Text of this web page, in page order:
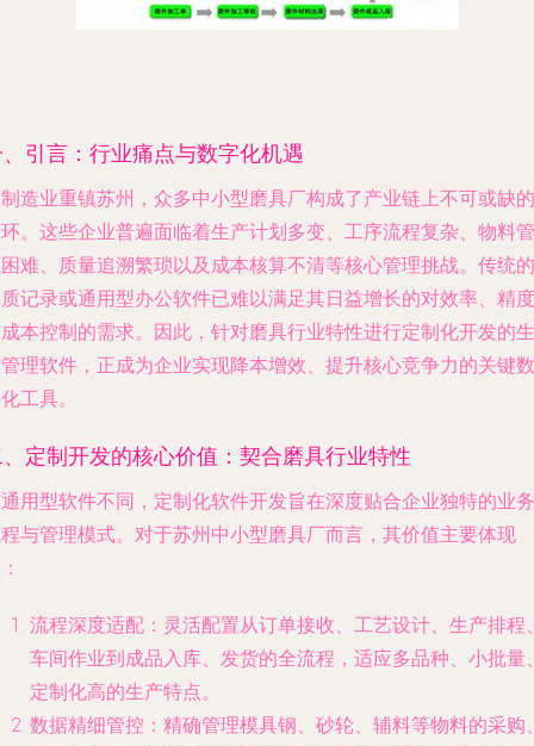
引言：行业痛点与数字化机遇
造业重镇苏州，众多中小型磨具厂构成了产业链上不可或缺的
。这些企业普遍面临着生产计划多变、工序流程复杂、物料管
难、质量追溯繁琐以及成本核算不清等核心管理挑战。传统的
记录或通用型办公软件已难以满足其日益增长的对效率、精度
本控制的需求。因此，针对磨具行业特性进行定制化开发的生
理软件，正成为企业实现降本增效、提升核心竞争力的关键数
工具。
定制开发的核心价值：契合磨具行业特性
用型软件不同，定制化软件开发旨在深度贴合企业独特的业务
与管理模式。对于苏州中小型磨具厂而言，其价值主要体现
流程深度适配 ：灵活配置从订单接收、工艺设计、生产排程
车间作业到成品入库、发货的全流程，适应多品种、小批量
定制化高的生产特点。
数据精细管控 ：精确管理模具钢、砂轮、辅料等物料的采购